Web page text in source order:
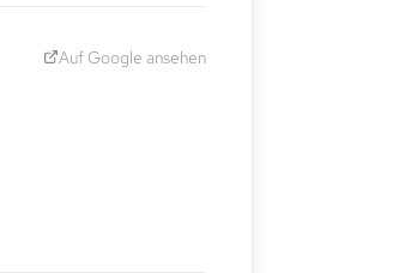
Auf Google ansehen